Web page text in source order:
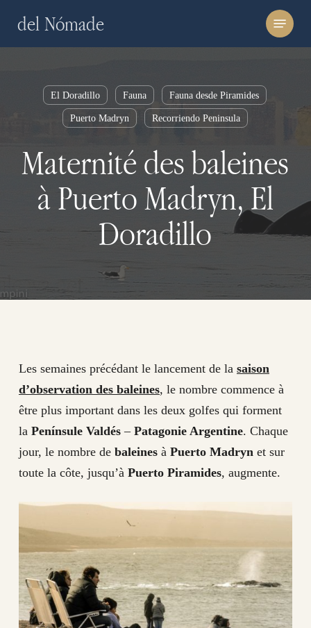
del Nómade Menu
El Doradillo Fauna Fauna desde Piramides
Puerto Madryn Recorriendo Peninsula
Maternité des baleines
à Puerto Madryn, El
Doradillo
Les semaines précédant le lancement de la saison
d’observation des baleines, le nombre commence à
être plus important dans les deux golfes qui forment
la Penínsule Valdés– Patagonie Argentine. Chaque
jour, le nombre de baleinesà Puerto Madrynet sur
toute la côte, jusqu’à Puerto Piramides, augmente.